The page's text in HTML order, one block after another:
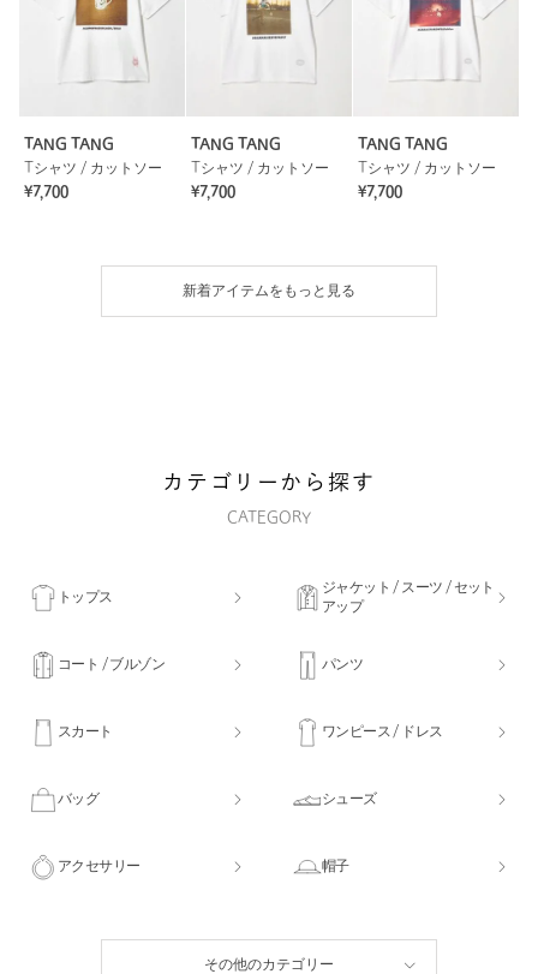
TANG TANG
Tシャツ / カットソー
¥7,700
TANG TANG
Tシャツ / カットソー
¥7,700
TANG TANG
Tシャツ / カットソー
¥7,700
新着アイテムをもっと見る
カテゴリーから探す
CATEGORY
トップス
ジャケット / スーツ / セット
アップ
コート / ブルゾン パンツ
スカート ワンピース / ドレス
バッグ シューズ
アクセサリー 帽子
その他のカテゴリー